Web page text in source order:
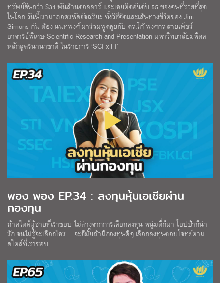
ทรัพย์สินกว่า $31 พันล้านดอลลาร์ และเคยติดอันดับ 55 ของคนที่รวยที่สุด
ในโลก วันนี้เรามาถอดรหัสอัจฉริยะ ทั้งวิธีคิดและเส้นทางชีวิตของ Jim
Simons กัน ต้อง นนทพงศ์ มาร่วมพูดคุยกับ ดร.โก้ พงศกร สายเพ็ชร์
อาจารย์พิเศษ Scientific Research and Presentation มหาวิทยาลัยมหิดล
หลักสูตรนานาชาติ ในรายการ ‘SCI x FI’
พอง พอง EP.34 : ลงทุนหุ้นเอเชียผ่าน
กองทุน
ถ้าสไตล์ผู้ชายที่เราชอบ ไม่ต่างจากการเลือกลงทุน หนุ่มตี๋ก็มา โอปป้าก็น่า
รัก จนไม่รู้จะเลือกใคร …จะดีมั๊ยถ้ามีกองทุนดีๆ เลือกลงทุนตอบโจทย์ตาม
สไตล์ที่เราชอบ